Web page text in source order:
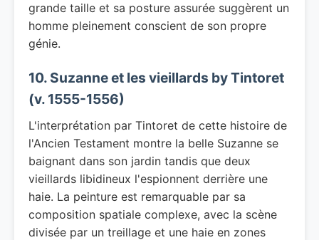
grande taille et sa posture assurée suggèrent un
homme pleinement conscient de son propre
génie.
10. Suzanne et les vieillards by Tintoret
(v. 1555-1556)
L'interprétation par Tintoret de cette histoire de
l'Ancien Testament montre la belle Suzanne se
baignant dans son jardin tandis que deux
vieillards libidineux l'espionnent derrière une
haie. La peinture est remarquable par sa
composition spatiale complexe, avec la scène
divisée par un treillage et une haie en zones